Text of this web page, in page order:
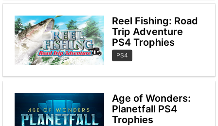
Reel Fishing: Road
Trip Adventure
PS4 Trophies
PS4
Age of Wonders:
Planetfall PS4
Trophies